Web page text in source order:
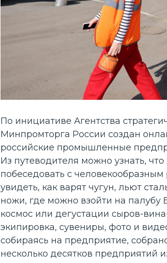
По инициативе Агентства
Минпромторга России создан
российские промышленные
Из путеводителя можно узнать,
побеседовать с человекообразным
увидеть, как варят чугун, льют
ножи, где можно взойти на палубу
космос или дегустации сыров-
экипировка, сувениры, фото и
собираясь на предприятие,
несколько десятков предприятий